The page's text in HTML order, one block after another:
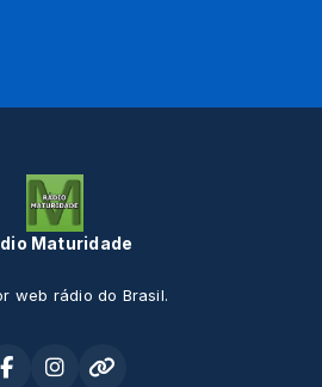
Maturidade
web rádio do Brasil.